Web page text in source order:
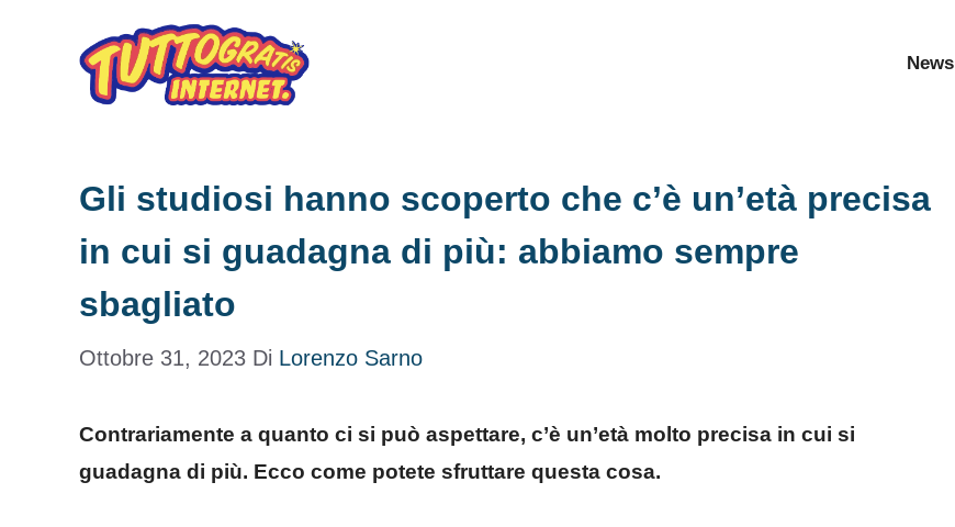
contenuto
News
Gli studiosi hanno scoperto che c’è un’età precisa
in cui si guadagna di più: abbiamo sempre
sbagliato
Ottobre 31, 2023 Di Lorenzo Sarno
Contrariamente a quanto ci si può aspettare, c’è un’età molto precisa in cui si
guadagna di più. Ecco come potete sfruttare questa cosa.